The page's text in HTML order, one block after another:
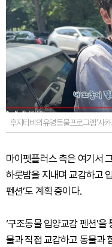
후지티비의유명동물프로그램‘사
마이펫플러스 측은 여기서
하룻밤을 지내며 교감하고
펜션’도 계획 중이다.
‘구조동물 입양교감 펜션’
물과 직접 교감하고 동물과